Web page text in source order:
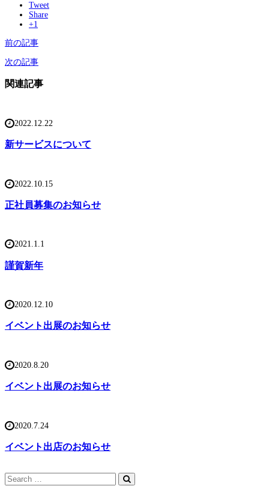
Tweet
Share
+1
前の記事
次の記事
関連記事
2022.12.22
新サービスについて
2022.10.15
正社員募集のお知らせ
2021.1.1
謹賀新年
2020.12.10
イベント出展のお知らせ
2020.8.20
イベント出展のお知らせ
2020.7.24
イベント出店のお知らせ